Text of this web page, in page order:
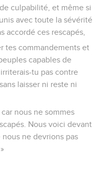
culpabilité, et même si
avec toute la sévérité
accordé ces rescapés,
tes commandements et
capables de
tu pas contre
laisser ni reste ni
nous ne sommes
Nous voici devant
ne devrions pas